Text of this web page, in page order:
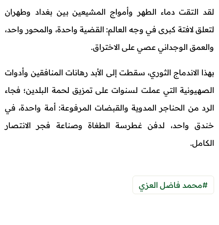
لقد التقت دماء الطهر وأمواج المشيعين بين بغداد وطهران
لتعلق لافتة كبرى في وجه العالم: القضية واحدة، والمحور واحد،
والعمق الوجداني عصي على الاختراق.
بهذا الاندماج الثوري، سقطت إلى الأبد رهانات المنافقين وأدوات
الصهيونية التي عملت لسنوات على تمزيق لحمة البلدين؛ فجاء
الرد من الحناجر المدوية والقبضات المرفوعة: أمة واحدة، في
خندق واحد، لدفن غطرسة الطغاة وصناعة فجر الانتصار
الكامل.
#محمد فاضل العزي